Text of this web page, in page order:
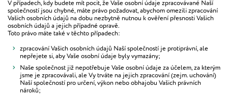
V případech, kdy budete mít pocit, že Vaše osobní údaje zpracovávané Naší
společností jsou chybné, máte právo požadovat, abychom omezili zpracování
Vašich osobních údajů na dobu nezbytně nutnou k ověření přesnosti Vašich
osobních údajů a jejich případné opravě.
Toto právo máte také v těchto případech:
zpracování Vašich osobních údajů Naší společností je protiprávní, ale
nepřejete si, aby Vaše osobní údaje byly vymazány;
Naše společnost již nepotřebuje Vaše osobní údaje za účelem, za kterým
jsme je zpracovávali, ale Vy trváte na jejich zpracování (zejm. uchování)
Naší společností pro určení, výkon nebo obhajobu Vašich právních
nároků;